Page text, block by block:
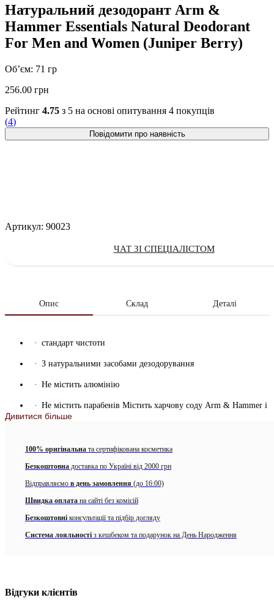
Натуральний дезодорант Arm &
Hammer Essentials Natural Deodorant
For Men and Women (Juniper Berry)
Об’єм: 71 гр
256.00 грн
Рейтинг 4.75 з 5 на основі опитування 4 покупців
(4)
Артикул: 90023
ЧАТ ЗІ СПЕЦІАЛІСТОМ
Опис Склад Деталі
стандарт чистоти
З натуральними засобами дезодорування
Не містить алюмінію
Не містить парабенів Містить харчову соду Arm & Hammer і
натуральні рослинні екстракти, які поглинають запахи і
Рекомендації по застосуваннюНанесіть на область пахв.
ПопередженняНе наносити на пошкоджені ділянки шкіри.
При появі висипу або подразнення припиніть
Дивитися більше
100% оригінальна та сертифікована косметика
Безкоштовна доставка по Україні від 2000 грн
Відправляємо в день замовлення (до 16:00)
Швидка оплата на сайті без комісій
Безкоштовні консультації та підбір догляду
Система лояльності з кешбеком та подарунок на День Народження
Відгуки клієнтів